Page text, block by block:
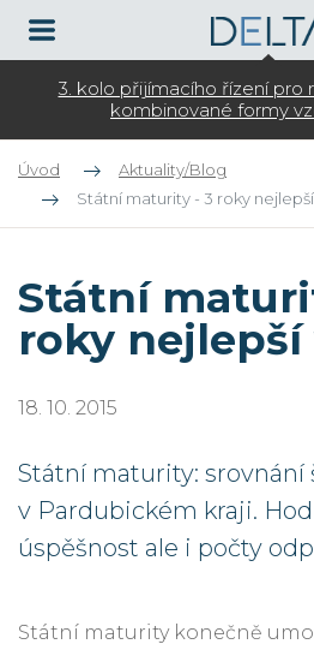
27 do
Otevíráme zápis do
Úvod
Aktuality/Blog
Státní maturity - 3 roky
Státní
roky nejlepší
18. 10. 2015
Státní maturity: srovnání
v Pardubickém kraji.
úspěšnost ale i počty
Státní maturity konečně